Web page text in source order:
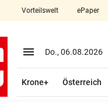
Vorteilswelt ePaper
menu Menü aufklappen
Do., 06.08.2026
Krone+ Österreich